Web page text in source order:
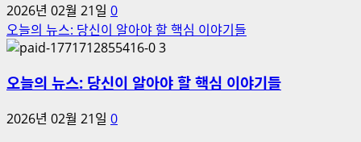
2026년 02월 21일 0
오늘의 뉴스: 당신이 알아야 할 핵심 이야기들
3
오늘의 뉴스: 당신이 알아야 할 핵심 이야기들
2026년 02월 21일 0